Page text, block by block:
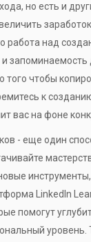
но есть и
работа над
и
того чтобы
к
вас на фоне
- еще один
инструменты,
LinkedIn
помогут
уровень.